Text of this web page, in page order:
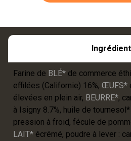
Farine de BLÉ* de commerce
effilées (Californie) 16%, ŒUFS*
élevées en plein air, BEURRE*,
à Isigny 8.7%, huile de
pression à froid, fécule de
LAIT* écrémé, poudre à lever :